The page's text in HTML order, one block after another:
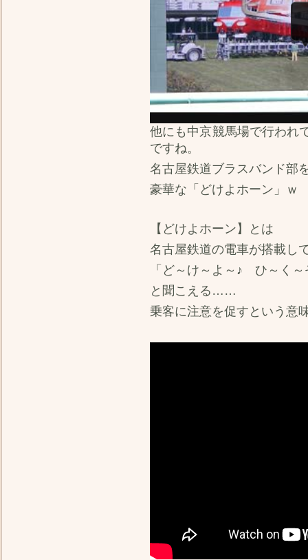
他にも中京競馬場で行われ
ですね。
名古屋鉄道ブラスバンド部
豪華な「どけよホーン」ｗ
【どけよホーン】とは
名古屋鉄道の電車が搭載し
「ど～け～よ～♪ ひ～く
と聞こえる……
乗客に注意を促すという意